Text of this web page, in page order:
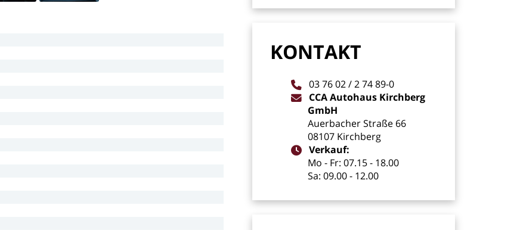
KONTAKT
037602/27489-0
CCAAutohaus Kirchberg
GmbH
AuerbacherStraße 66
08107 Kirchberg
Verkauf:
Mo - Fr: 07.15- 18.00
Sa: 09.00- 12.00